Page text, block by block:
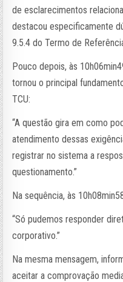
de esclarecimentos
destacou especificamente
9.5.4 do Termo de
Pouco depois, às
tornou o principal
TCU:
“A questão gira em como
atendimento dessas
registrar no sistema a
questionamento.”
Na sequência, às
“Só pudemos responder
corporativo.”
Na mesma mensagem,
aceitar a comprovação